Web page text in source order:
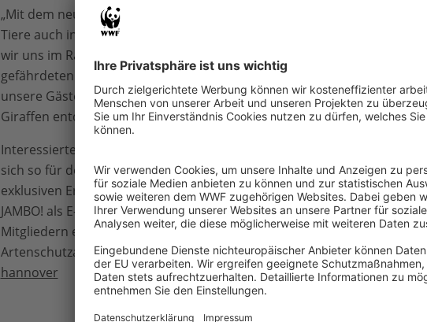
„Mit dem neuen Giraffenhaus im Erlebnis-Zoo schaffen wir viel
Tiere auch in kühleren Monaten und Plätze zur Futteraufnahme zu
wir uns im Rahmen des Europäischen Erhaltungszuchtprogramms
gefährdeten Giraffen einsetzen“, erklärt Zoo-Geschäftsführer Andreas
unsere Gäste an neuen Lernstationen Spannendes über die
Giraffen entdecken.“
Interessierte können dem „Team Giraffe Hannover“ mit einem
sich so für den Schutz der Tiere einsetzen. Als Dankeschön erhalten
exklusiven Eröffnung des neuen Giraffenhauses, das WWF-Magazin
JAMBO! als E-Paper sowie eine Freikarte für den Besuch im Zoo.
Mitgliedern eine persönliche Giraffen-Urkunde und berichtet
Artenschutzarbeit im Zoo und in Kenia. Weitere Informationen zur
hannover